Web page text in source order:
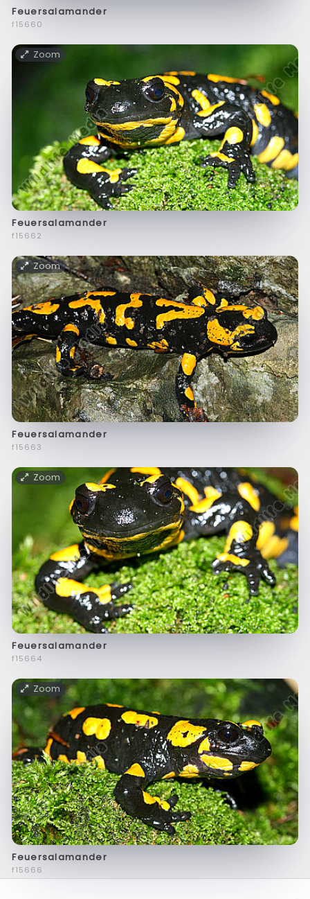
Feuersalamander
f15660
Zoom
Feuersalamander
f15662
Zoom
Feuersalamander
f15663
Zoom
Feuersalamander
f15664
Zoom
Feuersalamander
f15666